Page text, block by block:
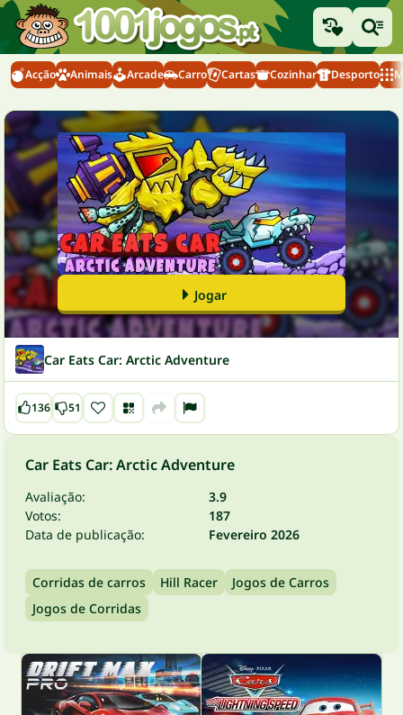
Acção Animais Arcade Carro Cartas Cozinhar Desporto
Jogar
Car Eats Car: Arctic Adventure
136 51
Car Eats Car: Arctic Adventure
Avaliação:
3.9
Votos:
187
Data de publicação:
Fevereiro 2026
Corridas de carros Hill Racer
Jogos de Carros
Jogos de Corridas